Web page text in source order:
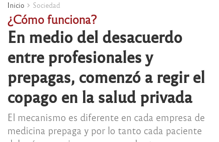
Inicio Sociedad
¿Cómo funciona?
En medio del desacuerdo
entre profesionales y
prepagas, comenzó a regir el
copago en la salud privada
El mecanismo es diferente en cada empresa de
medicina prepaga y por lo tanto cada paciente